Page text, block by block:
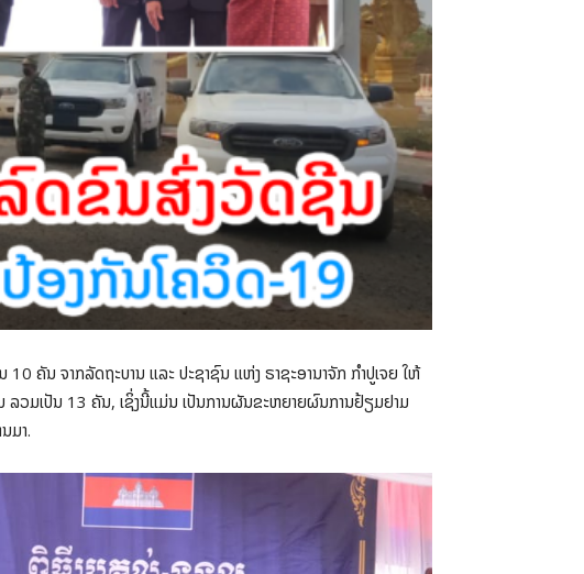
ຄັນ ຈາກລັດຖະບານ ແລະ ປະຊາຊົນ ແຫ່ງ ຣາຊະອານາຈັກ ກໍາປູເຈຍ ໃຫ້
ລວມເປັນ 13 ຄັນ, ເຊິ່ງນີ້ແມ່ນ ເປັນການຜັນຂະຫຍາຍຜົນການຢ້ຽມຢາມ
ມາ.